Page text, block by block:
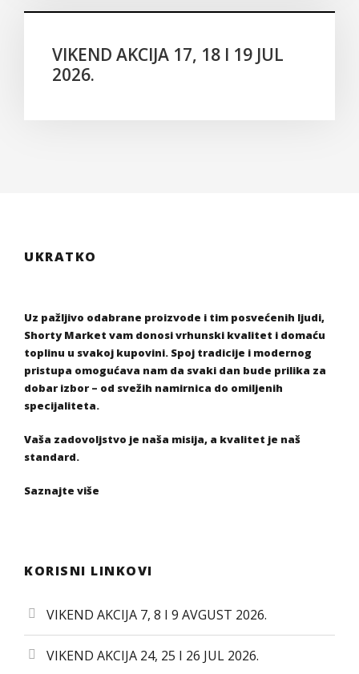
VIKEND AKCIJA 17, 18 I 19 JUL
2026.
UKRATKO
Uz pažljivo odabrane proizvode i tim posvećenih ljudi,
Shorty Market vam donosi vrhunski kvalitet i domaću
toplinu u svakoj kupovini. Spoj tradicije i modernog
pristupa omogućava nam da svaki dan bude prilika za
dobar izbor – od svežih namirnica do omiljenih
specijaliteta.
Vaša zadovoljstvo je naša misija, a kvalitet je naš
standard.
Saznajte više
KORISNI LINKOVI
VIKEND AKCIJA 7, 8 I 9 AVGUST 2026.
VIKEND AKCIJA 24, 25 I 26 JUL 2026.